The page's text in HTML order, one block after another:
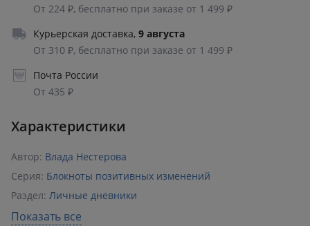
От 224 ₽, бесплатно при заказе от 1 499 ₽
Курьерская доставка, 9 августа
От 310 ₽, бесплатно при заказе от 1 499 ₽
Почта России
От 435 ₽
Характеристики
Автор: Влада Нестерова
Серия: Блокноты позитивных изменений
Раздел: Личные дневники
Издательство:
Показать все